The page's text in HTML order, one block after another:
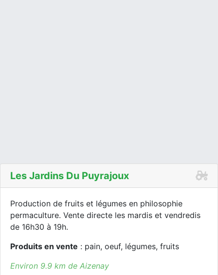
Les Jardins Du Puyrajoux
Production de fruits et légumes en philosophie
permaculture. Vente directe les mardis et vendredis
de 16h30 à 19h.
Produits en vente : pain, oeuf, légumes, fruits
Environ 9.9 km de Aizenay